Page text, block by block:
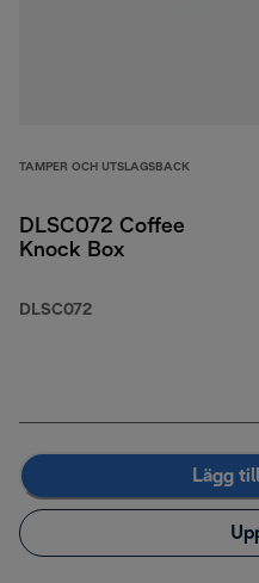
TAMPER OCH UTSLAGSBACK
DLSC072 Coffee
Knock Box
DLSC072
Lägg